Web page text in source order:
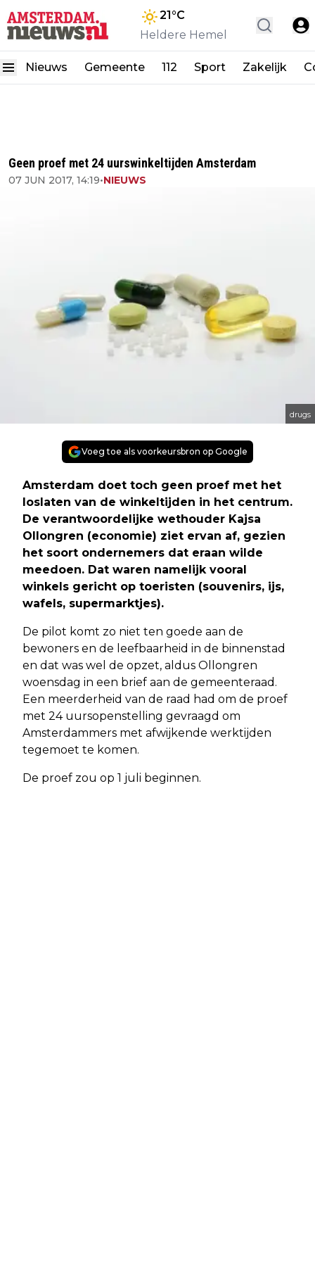
21°C
Heldere Hemel
Nieuws Gemeente 112 Sport Zakelijk
Geen proef met 24 uurswinkeltijden Amsterdam
07 JUN 2017, 14:19•NIEUWS
drugs
Voeg toe als voorkeursbron op Google
Amsterdam doet toch geen proef met het
loslaten van de winkeltijden in het centrum.
De verantwoordelijke wethouder Kajsa
Ollongren (economie) ziet ervan af, gezien
het soort ondernemers dat eraan wilde
meedoen. Dat waren namelijk vooral
winkels gericht op toeristen (souvenirs, ijs,
wafels, supermarktjes).
De pilot komt zo niet ten goede aan de
bewoners en de leefbaarheid in de binnenstad
en dat was wel de opzet, aldus Ollongren
woensdag in een brief aan de gemeenteraad.
Een meerderheid van de raad had om de proef
met 24 uursopenstelling gevraagd om
Amsterdammers met afwijkende werktijden
tegemoet te komen.
De proef zou op 1 juli beginnen.